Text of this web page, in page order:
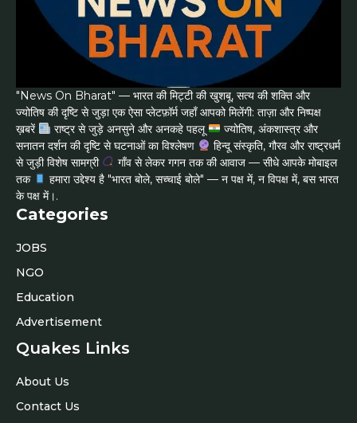
"News On Bharat" — भारत की मिट्टी की खुशबू, सत्य की शक्ति और
ज्योतिष की दृष्टि से जुड़ा एक ऐसा प्लेटफ़ॉर्म जहाँ आपको मिलेंगी: ताज़ा और निष्पक्ष
ख़बरें
राष्ट्र से जुड़े अनसुने और अनकहे पहलू
ज्योतिष, अंकशास्त्र और
सनातन दर्शन की दृष्टि से घटनाओं का विश्लेषण
हिन्दू संस्कृति, गौरव और राष्ट्रधर्म
से जुड़ी विशेष सामग्री
गाँव से लेकर गगन तक की आवाज — सीधे आपके मोबाइल
तक
हमारा उद्देश्य है "भारत बोले, सच्चाई बोले" — न पक्ष में, न विपक्ष में, बस भारत
के पक्ष में।.
Categories
JOBS
NGO
Education
Advertisement
Quakes Links
About Us
Contact Us